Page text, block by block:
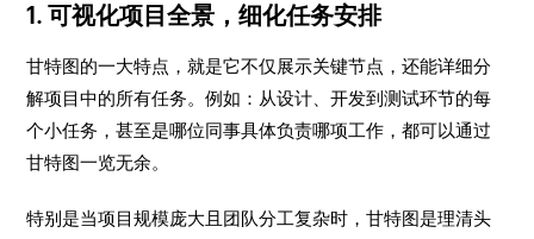
1. 可视化项目全景，细化任务安排
甘特图的一大特点，就是它不仅展示关键节点，还能详细分
解项目中的所有任务。例如：从设计、开发到测试环节的每
个小任务，甚至是哪位同事具体负责哪项工作，都可以通过
甘特图一览无余。
特别是当项目规模庞大且团队分工复杂时，甘特图是理清头